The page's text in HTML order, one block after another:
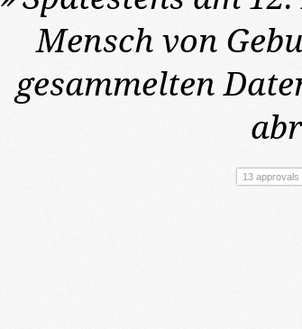
Mensch von
gesammelten
13 approvals